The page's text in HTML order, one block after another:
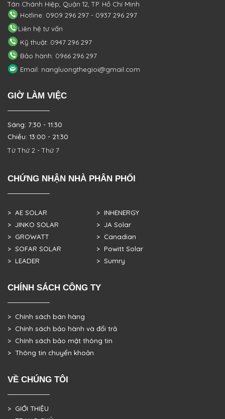
Tân Chánh Hiệp, Quận 12, TP. Hồ Chí Minh
Hotline: 0909 296 297 - 0937 296 297
Liên hệ tư vấn
Kỹ thuật: 0947 296 297
Bảo hành: 0966 296 297
Email: nangluongthegioi@gmail.com
GIỜ LÀM VIỆC
Sáng: 7:30 - 11:30
Chiều: 13:00 - 21:30
Từ Thứ 2 - Thứ 7
CHỨNG NHẬN NHÀ PHÂN PHỐI
> AE SOLAR
> JINKO SOLAR
> GROWATT
> SOFAR SOLAR
> LEADER
> INHENERGY
> JA Solar
> Canadian
> Powitt Solar
> Sumry
CHÍNH SÁCH CÔNG TY
> Chính sách bán hàng
> Chính sách bảo hành và đổi trả
> Chính sách bảo mật thông tin
> Thông tin chuyển khoản
VỀ CHÚNG TÔI
> GIỚI THIỆU